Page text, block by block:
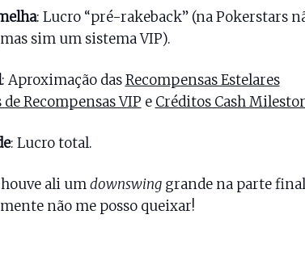
: Lucro “pré-rakeback” (na Pokerstars
sim um sistema VIP).
: Aproximação dasRecompensas Estelares
Recompensas VIP e Créditos Cash
: Lucro total.
ali umdownswinggrande na parte
não me posso queixar!